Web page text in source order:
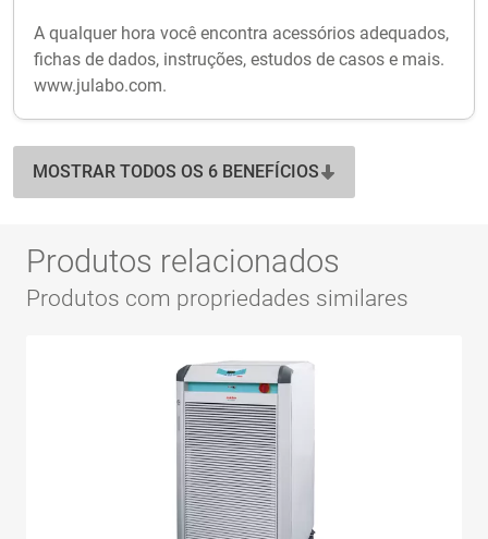
A qualquer hora você encontra acessórios adequados,
fichas de dados, instruções, estudos de casos e mais.
www.julabo.com.
MOSTRAR TODOS OS 6 BENEFÍCIOS
Produtos relacionados
Produtos com propriedades similares